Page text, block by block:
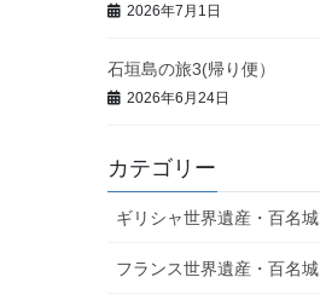
2026年7月1日
石垣島の旅3(帰り便）
2026年6月24日
カテゴリー
ギリシャ世界遺産・百名城
フランス世界遺産・百名城